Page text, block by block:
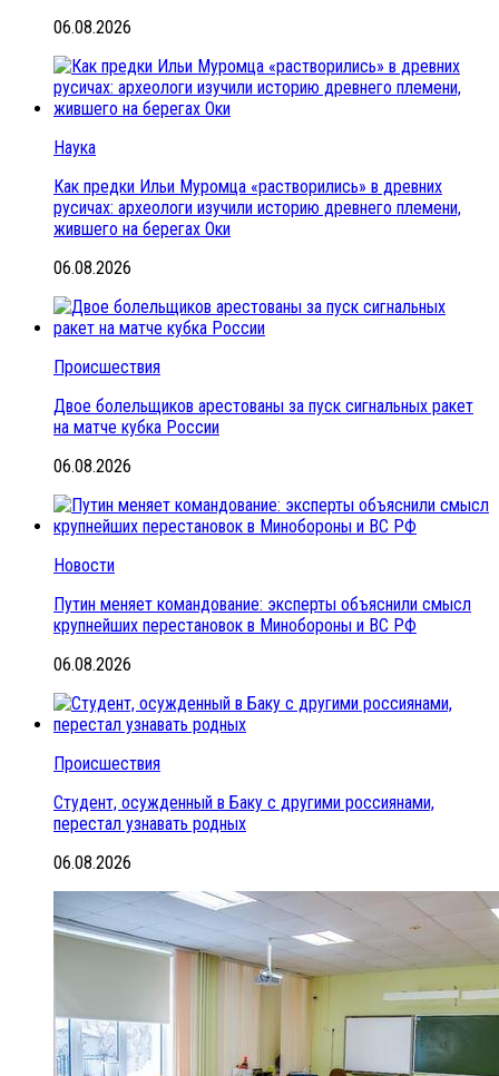
06.08.2026
Наука
Как предки Ильи Муромца «растворились» в древних
русичах: археологи изучили историю древнего племени,
жившего на берегах Оки
06.08.2026
Происшествия
Двое болельщиков арестованы за пуск сигнальных ракет
на матче кубка России
06.08.2026
Новости
Путин меняет командование: эксперты объяснили смысл
крупнейших перестановок в Минобороны и ВС РФ
06.08.2026
Происшествия
Студент, осужденный в Баку с другими россиянами,
перестал узнавать родных
06.08.2026